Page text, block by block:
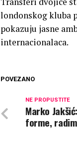
londonskog kluba
pokazuju jasne
internacionalaca.
POVEZANO
NE PROPUSTITE
Marko
forme,